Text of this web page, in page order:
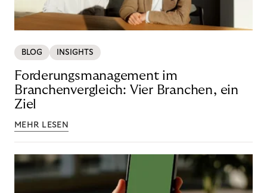
BLOG INSIGHTS
Forderungsmanagement im
Branchenvergleich: Vier Branchen, ein
Ziel
MEHR LESEN